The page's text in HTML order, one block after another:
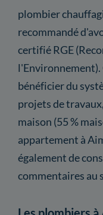
plombier
recommandé
certifié RGE
l'Environnement).
bénéficier du
projets de
maison (55 %
appartement à
également de
commentaires au